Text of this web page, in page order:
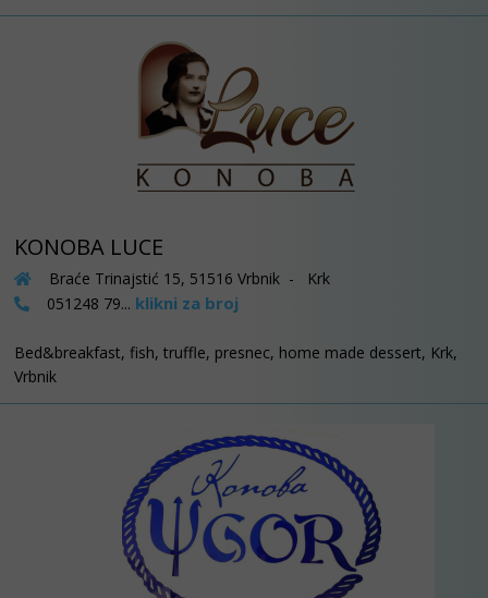
KONOBA LUCE
Braće Trinajstić 15, 51516 Vrbnik - Krk
051248 79... klikni za broj
Bed&breakfast, fish, truffle, presnec, home made dessert, Krk,
Vrbnik